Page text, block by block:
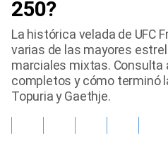
Tendencias Mix
Sports
250?
La histórica velada de UFC
varias de las mayores
marciales mixtas. Consulta
completos y cómo terminó
Topuria y Gaethje.